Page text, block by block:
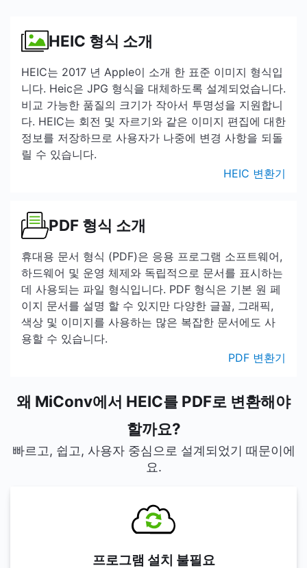
HEIC 형식 소개
HEIC는 2017 년 Apple이 소개 한 표준 이미지 형식입
니다. Heic은 JPG 형식을 대체하도록 설계되었습니다.
비교 가능한 품질의 크기가 작아서 투명성을 지원합니
다. HEIC는 회전 및 자르기와 같은 이미지 편집에 대한
정보를 저장하므로 사용자가 나중에 변경 사항을 되돌
릴 수 있습니다.
HEIC 변환기
PDF 형식 소개
휴대용 문서 형식 (PDF)은 응용 프로그램 소프트웨어,
하드웨어 및 운영 체제와 독립적으로 문서를 표시하는
데 사용되는 파일 형식입니다. PDF 형식은 기본 원 페
이지 문서를 설명 할 수 있지만 다양한 글꼴, 그래픽,
색상 및 이미지를 사용하는 많은 복잡한 문서에도 사
용할 수 있습니다.
PDF 변환기
왜 MiConv에서 HEIC를 PDF로 변환해야
할까요?
빠르고, 쉽고, 사용자 중심으로 설계되었기 때문이에
요.
프로그램 설치 불필요